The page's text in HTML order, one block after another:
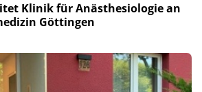
Klinik für Anästhesiologie an
Göttingen